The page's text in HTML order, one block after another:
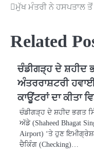
Post
ਮੁੱਖ ਮੰਤਰੀ ਨੇ ਹਸਪਤਾਲ
Related
ਚੰਡੀਗੜ੍ਹ ਦੇ ਸ਼ਹੀਦ
ਅੰਤਰਰਾਸ਼ਟਰੀ
ਕਾਊਂਟਰਾਂ ਦਾ ਕੀਤਾ
ਚੰਡੀਗੜ੍ਹ ਦੇ ਸ਼ਹੀਦ ਭਗਤ
ਅੱਡੇ (Shaheed Bhagat
Airport) ‘ਤੇ ਹੁਣ
ਚੈਕਿੰਗ (Checking)…